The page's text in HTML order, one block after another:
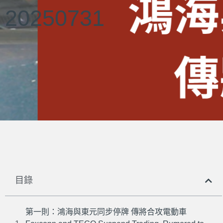
20250731
目錄
第一則：鴻海與東元同步停牌 傳將合攻電動車